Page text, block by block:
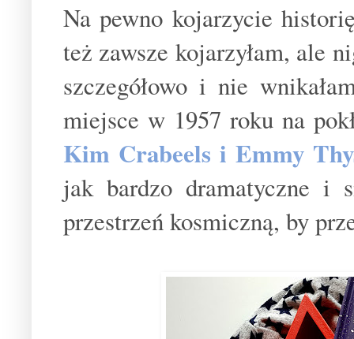
Na pewno kojarzycie
też zawsze kojarzyłam, ale
szczegółowo i nie
miejsce w 1957 roku na
Kim Crabeels i Emmy
jak bardzo dramatyczne i
przestrzeń kosmiczną, by